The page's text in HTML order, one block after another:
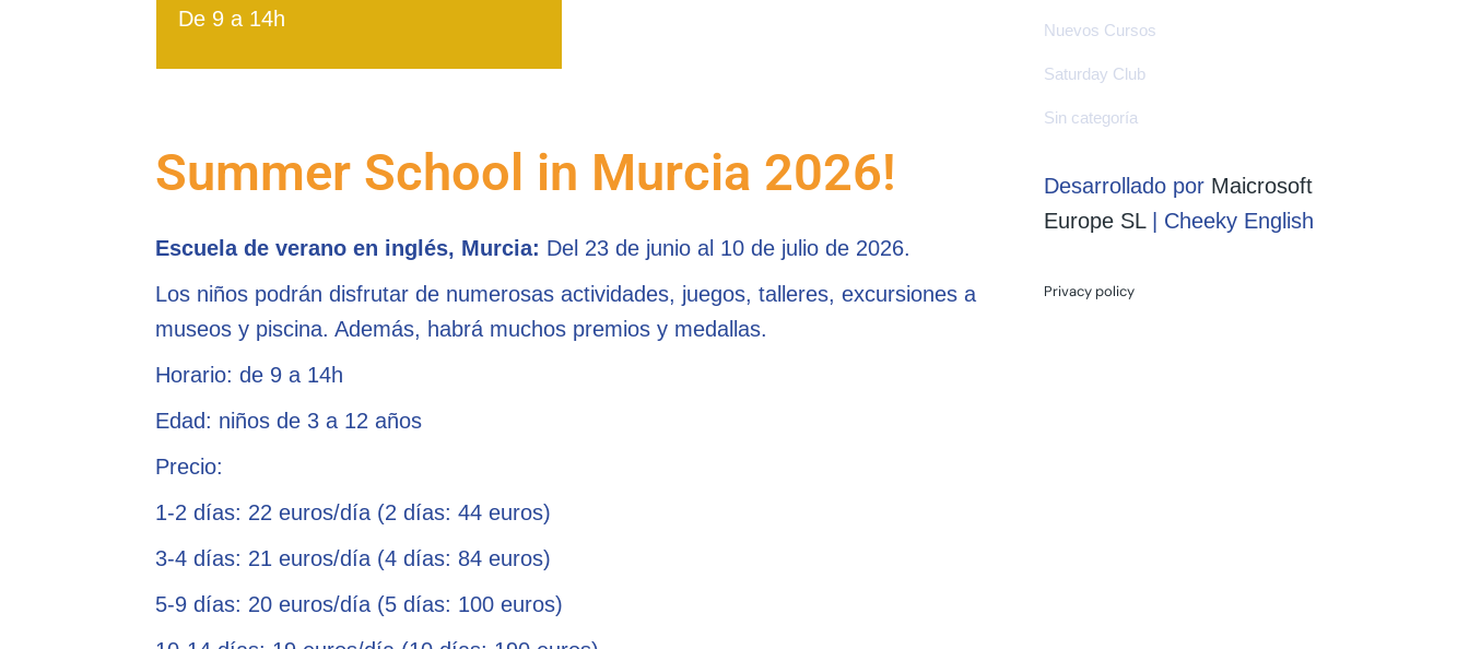
De 9 a 14h
Summer School in Murcia 2026!
Escuela de verano en inglés, Murcia: Del 23 de junio al 10 de julio de 2026.
Los niños podrán disfrutar de numerosas actividades, juegos, talleres, excursiones a
museos y piscina. Además, habrá muchos premios y medallas.
Horario: de 9 a 14h
Edad: niños de 3 a 12 años
Precio:
1-2 días: 22 euros/día (2 días: 44 euros)
3-4 días: 21 euros/día (4 días: 84 euros)
5-9 días: 20 euros/día (5 días: 100 euros)
Nuevos Cursos
Saturday Club
Sin categoría
Desarrollado por Maicrosoft
Europe SL| Cheeky English
Privacy policy